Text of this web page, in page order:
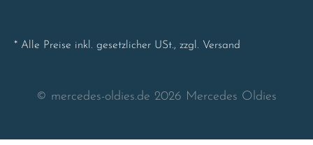
* Alle Preise inkl. gesetzlicher USt., zzgl. Versand
© mercedes-oldies.de 2026 Mercedes Oldies